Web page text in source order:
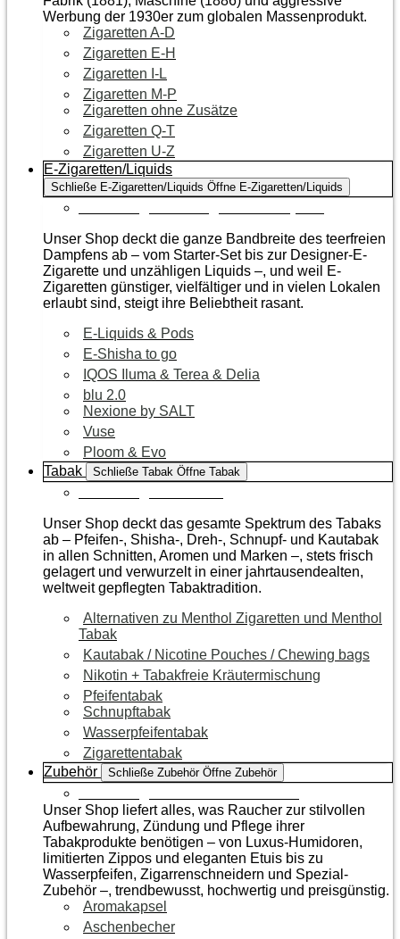
Werbung der 1930er zum globalen Massenprodukt.
Zigaretten A-D
Zigaretten E-H
Zigaretten I-L
Zigaretten M-P
Zigaretten ohne Zusätze
Zigaretten Q-T
Zigaretten U-Z
E-Zigaretten/Liquids
Schließe E-Zigaretten/Liquids Öffne E-Zigaretten/Liquids
Unser Shop deckt die ganze Bandbreite des teerfreien
Dampfens ab – vom Starter-Set bis zur Designer-E-
Zigarette und unzähligen Liquids –, und weil E-
Zigaretten günstiger, vielfältiger und in vielen Lokalen
erlaubt sind, steigt ihre Beliebtheit rasant.
E-Liquids & Pods
E-Shisha to go
IQOS Iluma & Terea & Delia
blu 2.0
Nexione by SALT
Vuse
Ploom & Evo
Tabak
Schließe Tabak Öffne Tabak
Unser Shop deckt das gesamte Spektrum des Tabaks
ab – Pfeifen-, Shisha-, Dreh-, Schnupf- und Kautabak
in allen Schnitten, Aromen und Marken –, stets frisch
gelagert und verwurzelt in einer jahrtausendealten,
weltweit gepflegten Tabaktradition.
Alternativen zu Menthol Zigaretten und Menthol
Tabak
Kautabak / Nicotine Pouches / Chewing bags
Nikotin + Tabakfreie Kräutermischung
Pfeifentabak
Schnupftabak
Wasserpfeifentabak
Zigarettentabak
Zubehör
Schließe Zubehör Öffne Zubehör
Unser Shop liefert alles, was Raucher zur stilvollen
Aufbewahrung, Zündung und Pflege ihrer
Tabakprodukte benötigen – von Luxus-Humidoren,
limitierten Zippos und eleganten Etuis bis zu
Wasserpfeifen, Zigarrenschneidern und Spezial-
Zubehör –, trendbewusst, hochwertig und preisgünstig.
Aromakapsel
Aschenbecher